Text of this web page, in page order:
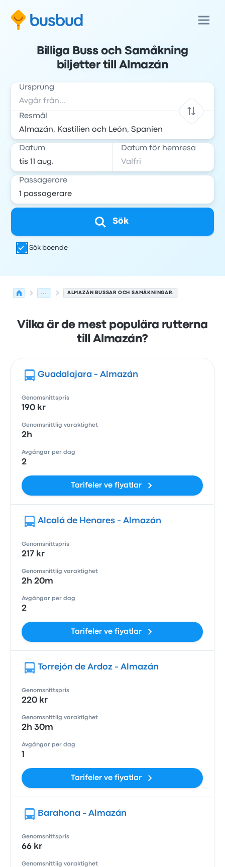
Billiga Buss och Samåkning
biljetter till Almazán
Ursprung
Resmål
Datum Datum för hemresa
Passagerare
Sök
Sök boende
... ALMAZÁN BUSSAR OCH SAMÅKNINGAR.
Vilka är de mest populära rutterna
till Almazán?
Guadalajara - Almazán
Genomsnittspris
190 kr
Genomsnittlig varaktighet
2h
Avgångar per dag
2
Tarifeler ve fiyatlar
Alcalá de Henares - Almazán
Genomsnittspris
217 kr
Genomsnittlig varaktighet
2h 20m
Avgångar per dag
2
Tarifeler ve fiyatlar
Torrejón de Ardoz - Almazán
Genomsnittspris
220 kr
Genomsnittlig varaktighet
2h 30m
Avgångar per dag
1
Tarifeler ve fiyatlar
Barahona - Almazán
Genomsnittspris
66 kr
Genomsnittlig varaktighet